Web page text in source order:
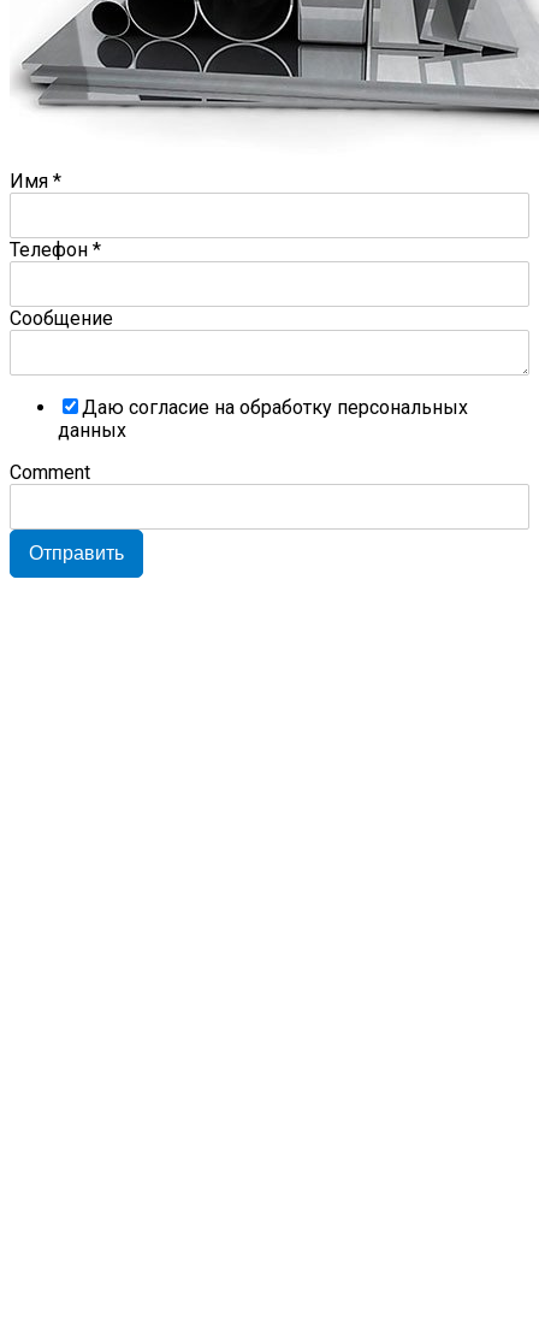
Имя *
Телефон *
Сообщение
Даю согласие на обработку персональных
данных
Comment
Отправить